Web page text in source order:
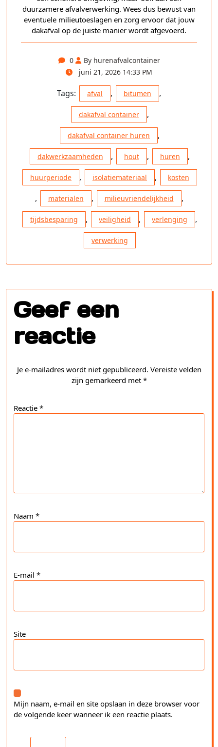
duurzamere afvalverwerking. Wees dus bewust van
eventuele milieutoeslagen en zorg ervoor dat jouw
dakafval op de juiste manier wordt afgevoerd.
0
By hurenafvalcontainer
juni 21, 2026 14:33 PM
Tags: afval , bitumen ,
dakafval container ,
dakafval container huren ,
dakwerkzaamheden , hout , huren ,
huurperiode , isolatiemateriaal , kosten
, materialen , milieuvriendelijkheid ,
tijdsbesparing , veiligheid , verlenging ,
verwerking
Geef een
reactie
Je e-mailadres wordt niet gepubliceerd. Vereiste velden
zijn gemarkeerd met *
Reactie *
Naam *
E-mail *
Site
Mijn naam, e-mail en site opslaan in deze browser voor
de volgende keer wanneer ik een reactie plaats.